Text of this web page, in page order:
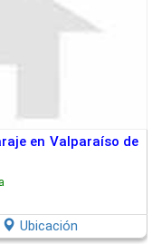
en Valparaíso de
Ubicación